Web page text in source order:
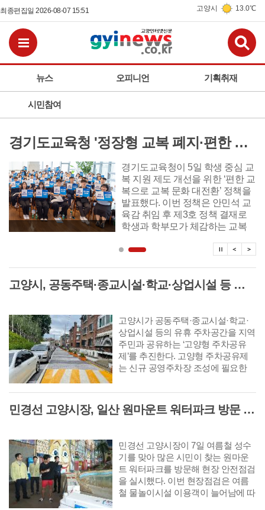
최종편집일 2026-08-07 15:51 고양시 13.0℃
뉴스 오피니언 기획취재
시민참여
경기도교육청 '정장형 교복 폐지·편한 교복 전환, 교복 자율화 공론화' 추진
경기도교육청이 5일 학생 중심 교
복 지원 제도 개선을 위한 ‘편한 교
복으로 교복 문화 대전환’ 정책을
발표했다. 이번 정책은 안민석 교
육감 취임 후 제3호 정책 결재로
학생과 학부모가 체감하는 교복
정책 주요 내용은 ▲편한 교복으
부담 완화 ▲학교 업무 경감 등이
으로 개선하는 데 초점을 맞췄다.
탑
탑뉴스
고양시, 공동주택·종교시설·학교·상업시설 등 활용 '고양형 주차공유제' 추진
고양시가 공동주택·종교시설·학교·
상업시설 등의 유휴 주차공간을 지역
주민과 공유하는 ‘고양형 주차공유
제’를 추진한다. 고양형 주차공유제
는 신규 공영주차장 조성에 필요한
기존 시설의 이용률이 낮은 시간대에
주차공간을 개방해 지역 주차난을 완
화하는 사업이다.
민경선 고양시장, 일산 원마운트 워터파크 방문 '안전사고 방지 대책 점검'
민경선 고양시장이 7일 여름철 성수
기를 맞아 많은 시민이 찾는 원마운
트 워터파크를 방문해 현장 안전점검
을 실시했다. 이번 현장점검은 여름
철 물놀이시설 이용객이 늘어남에 따